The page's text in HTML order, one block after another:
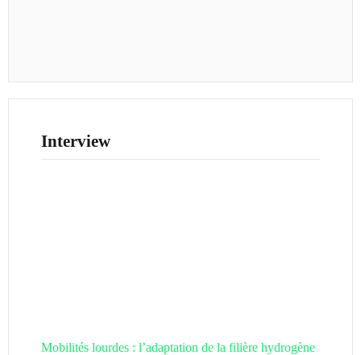
Interview
Mobilités lourdes : l’adaptation de la filière hydrogène